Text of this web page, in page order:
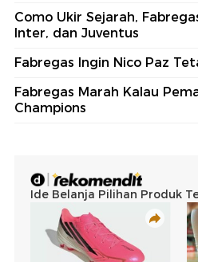
Como Ukir Sejarah,
Inter, dan Juventus
Fabregas Ingin Nico Paz
Fabregas Marah Kalau
Champions